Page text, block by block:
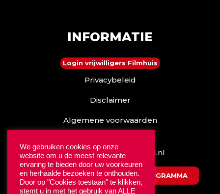
INFORMATIE
Login vrijwilligers Filmhuis
Privacybeleid
Disclaimer
Algemene voorwaarden
www.stadstheaterdebond.nl
DOWNLOAD HET NIEUWSTE PROGRAMMA
We gebruiken cookies op onze
website om u de meest relevante
ervaring te bieden door uw voorkeuren
en herhaalde bezoeken te onthouden.
Door op "Cookies toestaan" te klikken,
stemt u in met het gebruik van ALLE